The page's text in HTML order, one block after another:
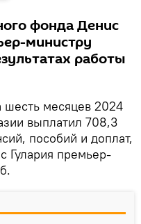
фонда Денис
министру
работы
шесть месяцев 2024
выплатил 708,3
пособий и доплат,
Гулария премьер-